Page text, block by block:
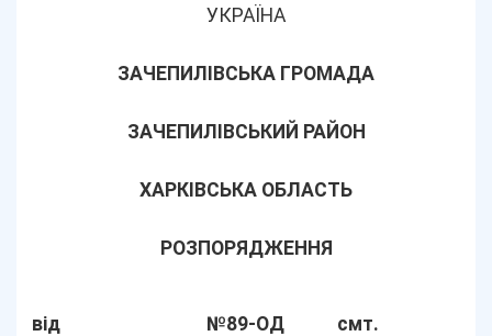
УКРАЇНА
ЗАЧЕПИЛІВСЬКА ГРОМАДА
ЗАЧЕПИЛІВСЬКИЙ РАЙОН
ХАРКІВСЬКА ОБЛАСТЬ
РОЗПОРЯДЖЕННЯ
від
№89-ОД
смт.